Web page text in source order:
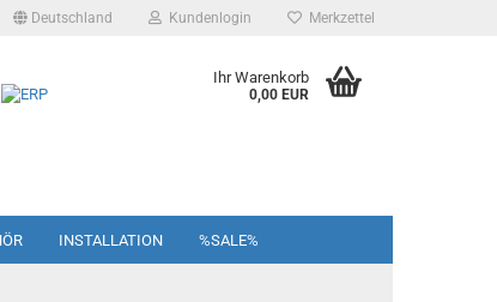
Deutschland Kundenlogin Merkzettel
Ihr Warenkorb
0,00 EUR
INSTALLATION %SALE%